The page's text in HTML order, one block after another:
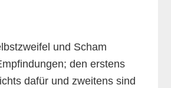
und Scham
den erstens
dafür und zweitens sind